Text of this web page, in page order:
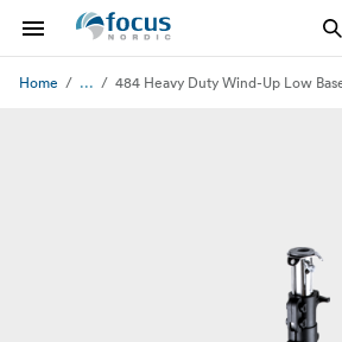
Home ... 484 Heavy Duty Wind-Up Low